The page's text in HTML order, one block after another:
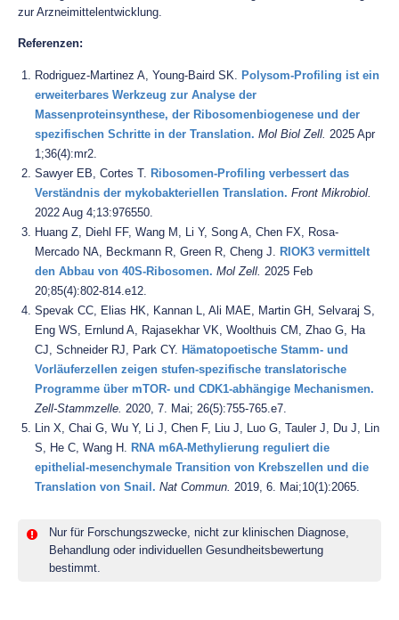
zur Arzneimittelentwicklung.
Referenzen:
Rodriguez-Martinez A, Young-Baird SK. Polysom-Profiling ist ein
erweiterbares Werkzeug zur Analyse der
Massenproteinsynthese, der Ribosomenbiogenese und der
spezifischen Schritte in der Translation. Mol Biol Zell. 2025 Apr
1;36(4):mr2.
Sawyer EB, Cortes T. Ribosomen-Profiling verbessert das
Verständnis der mykobakteriellen Translation. Front Mikrobiol.
2022 Aug 4;13:976550.
Huang Z, Diehl FF, Wang M, Li Y, Song A, Chen FX, Rosa-
Mercado NA, Beckmann R, Green R, Cheng J. RIOK3 vermittelt
den Abbau von 40S-Ribosomen. Mol Zell. 2025 Feb
20;85(4):802-814.e12.
Spevak CC, Elias HK, Kannan L, Ali MAE, Martin GH, Selvaraj S,
Eng WS, Ernlund A, Rajasekhar VK, Woolthuis CM, Zhao G, Ha
CJ, Schneider RJ, Park CY. Hämatopoetische Stamm- und
Vorläuferzellen zeigen stufen-spezifische translatorische
Programme über mTOR- und CDK1-abhängige Mechanismen.
Zell-Stammzelle. 2020, 7. Mai; 26(5):755-765.e7.
Lin X, Chai G, Wu Y, Li J, Chen F, Liu J, Luo G, Tauler J, Du J, Lin
S, He C, Wang H. RNA m6A-Methylierung reguliert die
epithelial-mesenchymale Transition von Krebszellen und die
Translation von Snail. Nat Commun. 2019, 6. Mai;10(1):2065.
Nur für Forschungszwecke, nicht zur klinischen Diagnose,
Behandlung oder individuellen Gesundheitsbewertung
bestimmt.